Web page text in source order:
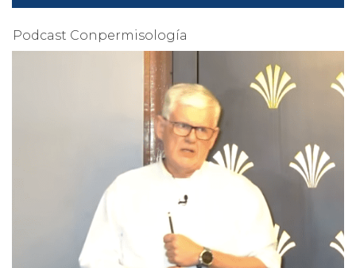
Podcast Conpermisología